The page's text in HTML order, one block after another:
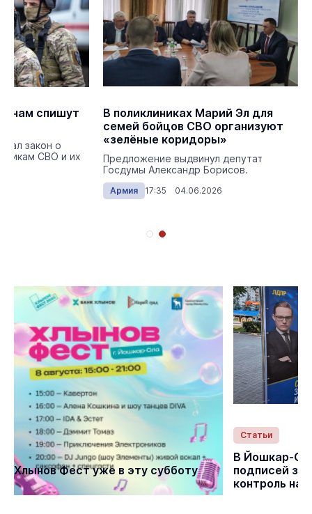
спишут
закон о
СВО и их
В поликлиниках Марий Эл для
семей бойцов СВО организуют
«зелёные коридоры»
Предложение выдвинул депутат
Госдумы Александр Борисов.
Армия 17:35 04.06.2026
Статьи
Хлынов Фест уже в эту субботу
Статьи
В Йошкар-
подписей за
контроль